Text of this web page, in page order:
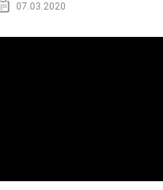
07.03.2020